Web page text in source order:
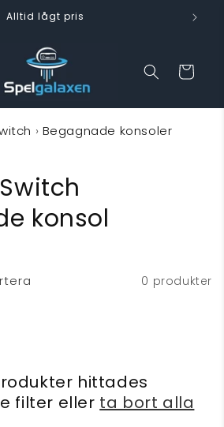
Alltid lågt pris
Varukorg
› Begagnade konsoler
konsol
0 produkter
hittades
filter eller ta bort alla